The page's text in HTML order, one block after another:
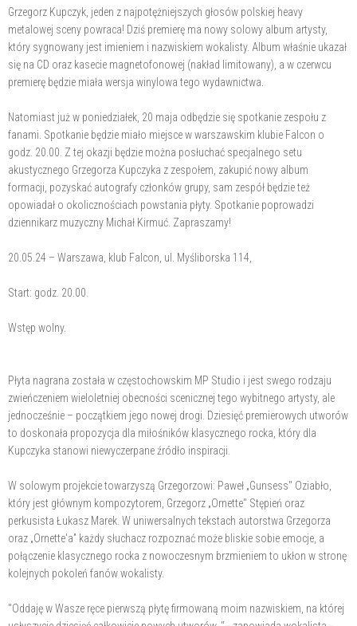
Grzegorz Kupczyk, jeden z najpotężniejszych głosów polskiej heavy
metalowej sceny powraca! Dziś premierę ma nowy solowy album artysty,
który sygnowany jest imieniem i nazwiskiem wokalisty. Album właśnie ukazał
się na CD oraz kasecie magnetofonowej (nakład limitowany), a w czerwcu
premierę będzie miała wersja winylowa tego wydawnictwa.
Natomiast już w poniedziałek, 20 maja odbędzie się spotkanie zespołu z
fanami. Spotkanie będzie miało miejsce w warszawskim klubie Falcon o
godz. 20.00. Z tej okazji będzie można posłuchać specjalnego setu
akustycznego Grzegorza Kupczyka z zespołem, zakupić nowy album
formacji, pozyskać autografy członków grupy, sam zespół będzie też
opowiadał o okolicznościach powstania płyty. Spotkanie poprowadzi
dziennikarz muzyczny Michał Kirmuć. Zapraszamy!
20.05.24 – Warszawa, klub Falcon, ul. Myśliborska 114,
Start: godz. 20.00.
Wstęp wolny.
Płyta nagrana została w częstochowskim MP Studio i jest swego rodzaju
zwieńczeniem wieloletniej obecności scenicznej tego wybitnego artysty, ale
jednocześnie – początkiem jego nowej drogi. Dziesięć premierowych utworów
to doskonała propozycja dla miłośników klasycznego rocka, który dla
Kupczyka stanowi niewyczerpane źródło inspiracji.
W solowym projekcie towarzyszą Grzegorzowi: Paweł „Gunsess" Oziabło,
który jest głównym kompozytorem, Grzegorz „Ornette" Stępień oraz
perkusista Łukasz Marek. W uniwersalnych tekstach autorstwa Grzegorza
oraz „Ornette'a” każdy słuchacz rozpoznać może bliskie sobie emocje, a
połączenie klasycznego rocka z nowoczesnym brzmieniem to ukłon w stronę
kolejnych pokoleń fanów wokalisty.
"Oddaję w Wasze ręce pierwszą płytę firmowaną moim nazwiskiem, na której